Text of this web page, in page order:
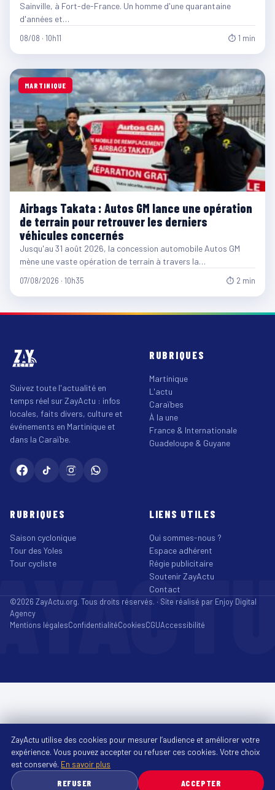
Sainville, à Fort-de-France. Un homme d'une quarantaine
d'années et…
08/08 · 10h11 ⏱ 1 min
MARTINIQUE
Airbags Takata : Autos GM lance une opération
de terrain pour retrouver les derniers
véhicules concernés
Jusqu'au 31 août 2026, la concession automobile Autos GM
mène une vaste opération de terrain à travers la…
07/08/2026 · 10h35 ⏱ 2 min
Suivez toute l'actualité en
temps réel sur ZayActu : infos
locales, faits divers, culture et
événements en Martinique et
dans la Caraïbe.
RUBRIQUES
Martinique
L'actu
Caraïbes
À la une
France & Internationale
Guadeloupe & Guyane
RUBRIQUES
Saison cyclonique
Tour des Yoles
Tour cycliste
LIENS UTILES
Qui sommes-nous ?
Espace adhérent
Régie publicitaire
Soutenir ZayActu
Contact
©2026 ZayActu.org. Tous droits réservés. · Site réalisé par Enjoy Digital
Agency
Mentions légalesConfidentialitéCookiesCGUAccessibilité
ZayActu utilise des cookies pour mesurer l’audience et améliorer votre
expérience. Vous pouvez accepter ou refuser ces cookies. Votre choix
est conservé. En savoir plus
REFUSER
ACCEPTER